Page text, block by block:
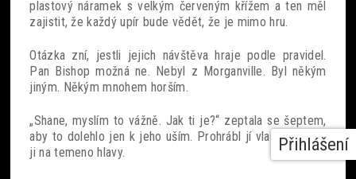
Přihlášení
plastový náramek s velkým červeným křížem a ten měl
zajistit, že každý upír bude vědět, že je mimo hru.
Otázka zní, jestli jejich návštěva hraje podle pravidel.
Pan Bishop možná ne. Nebyl z Morganville. Byl někým
jiným. Někým mnohem horším.
„Shane, myslím to vážně. Jak ti je?“ zeptala se šeptem,
aby to dolehlo jen k jeho uším. Prohrábl jí vlasy a políbil
ji na temeno hlavy.